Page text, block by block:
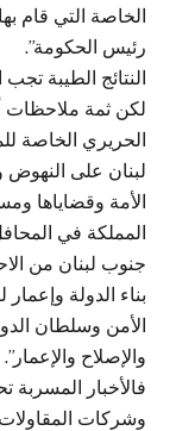
الخاصة التي قام
رئيس الحكومة”.
النتائج الطيبة
لكن ثمة ملاحظات
الحريري الخاصة
لبنان على
الأمة وقضاياها
المملكة في
جنوب لبنان من
بناء الدولة
الأمن وسلطان
والإصلاح والإعمار”.
فالأخبار
وشركات